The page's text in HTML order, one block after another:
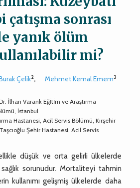
çatışma sonrası
yanık ölüm
mi?
Çelik2, Mehmet Kemal Emem3
İlhan Varank Eğı̇tı̇m ve Araştırma
İstanbul
Hastanesi, Acil Servis Bölümü, Kırşehir
Şehir Hastanesi, Acil Servis
düşük ve orta gelirli ülkelerde
sorunudur. Mortaliteyi tahmin
kullanımı gelişmiş ülkelerde daha